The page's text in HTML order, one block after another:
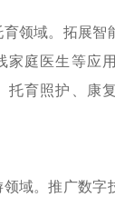
育领域。拓展智
家庭医生等应
托育照护、康
域。推广数字